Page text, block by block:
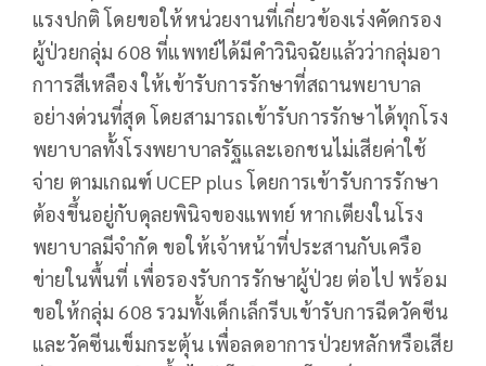
แรงปกติ โดยขอให้หน่วยงานที่เกี่ยวข้องเร่งคัดกรอง
ผู้ป่วยกลุ่ม 608 ที่แพทย์ได้มีคำวินิจฉัยแล้วว่ากลุ่มอา
กาารสีเหลือง ให้เข้ารับการรักษาที่สถานพยาบาล
อย่างด่วนที่สุด โดยสามารถเข้ารับการรักษาได้ทุกโรง
พยาบาลทั้งโรงพยาบาลรัฐและเอกชนไม่เสียค่าใช้
จ่าย ตามเกณฑ์ UCEP plus โดยการเข้ารับการรักษา
ต้องขึ้นอยู่กับดุลยพินิจของแพทย์ หากเตียงในโรง
พยาบาลมีจำกัด ขอให้เจ้าหน้าที่ประสานกับเครือ
ข่ายในพื้นที่ เพื่อรองรับการรักษาผู้ป่วย ต่อไป พร้อม
ขอให้กลุ่ม 608 รวมทั้งเด็กเล็กรีบเข้ารับการฉีดวัคซีน
และวัคซีนเข็มกระตุ้น เพื่อลดอาการป่วยหลักหรือเสีย